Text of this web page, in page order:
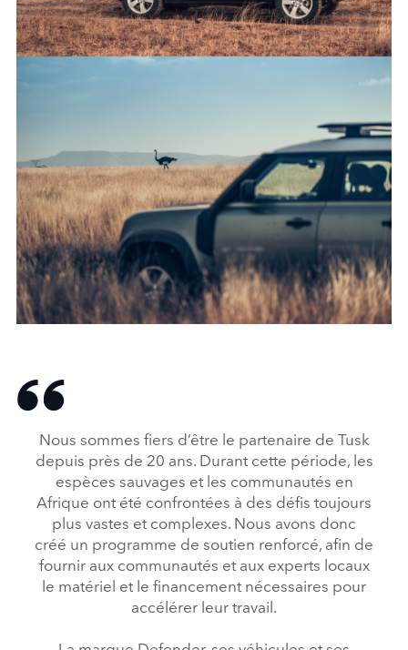
X
SHARE
X
Nous sommes fiers d’être le partenaire de Tusk
depuis près de 20 ans. Durant cette période, les
espèces sauvages et les communautés en
Afrique ont été confrontées à des défis toujours
plus vastes et complexes. Nous avons donc
créé un programme de soutien renforcé, afin de
fournir aux communautés et aux experts locaux
le matériel et le financement nécessaires pour
accélérer leur travail.